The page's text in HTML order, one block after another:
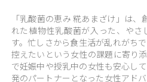
「乳酸菌の恵み 糀あまざけ」は
れた植物性乳酸菌が入った、や
す。忙しさから食生活が乱れがち
控えたいという女性の課題に寄り
で妊娠中や授乳中の女性も安心し
発のパートナーとなった女性アド